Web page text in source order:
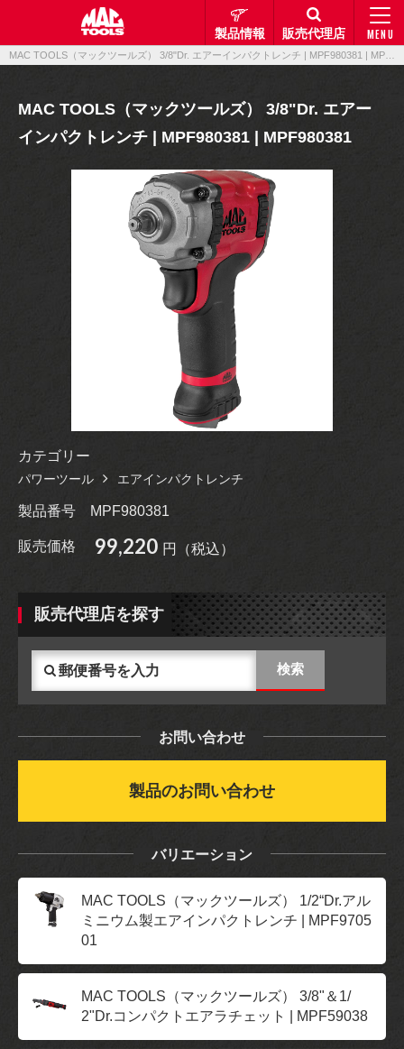
MENU
製品情報 販売代理店
MAC TOOLS（マックツールズ） 3/8"Dr. エアー
インパクトレンチ | MPF980381 | MPF980381
カテゴリー
パワーツール エアインパクトレンチ
製品番号 MPF980381
販売価格 99,220 円（税込）
販売代理店を探す
お問い合わせ
製品のお問い合わせ
バリエーション
MAC TOOLS（マックツールズ） 1/2“Dr.アル
ミニウム製エアインパクトレンチ | MPF9705
01
MAC TOOLS（マックツールズ） 3/8"＆1/
2"Dr.コンパクトエアラチェット | MPF59038